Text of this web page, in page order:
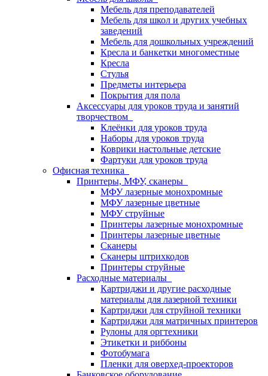
Мебель для преподавателей
Мебель для школ и других учебных
заведений
Мебель для дошкольных учреждений
Кресла и банкетки многоместные
Кресла
Стулья
Предметы интерьера
Покрытия для пола
Аксессуары для уроков труда и занятий
творчеством
Клеёнки для уроков труда
Наборы для уроков труда
Коврики настольные детские
Фартуки для уроков труда
Офисная техника
Принтеры, МФУ, сканеры
МФУ лазерные монохромные
МФУ лазерные цветные
МФУ струйные
Принтеры лазерные монохромные
Принтеры лазерные цветные
Сканеры
Сканеры штрихкодов
Принтеры струйные
Расходные материалы
Картриджи и другие расходные
материалы для лазерной техники
Картриджи для струйной техники
Картриджи для матричных принтеров
Рулоны для оргтехники
Этикетки и риббоны
Фотобумага
Пленки для оверхед-проекторов